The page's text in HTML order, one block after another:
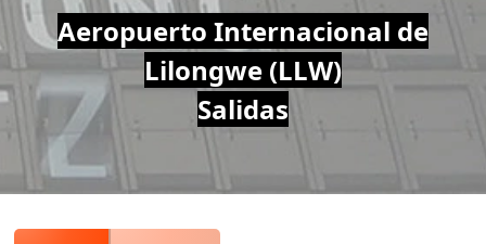
Air
Traffic
Live
Aeropuerto Internacional de
Lilongwe (LLW)
Salidas